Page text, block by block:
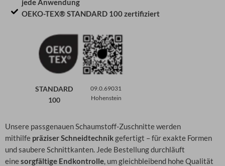
jede Anwendung
OEKO-TEX® STANDARD 100 zertifiziert
STANDARD
100
09.0.69031
Hohenstein
Unsere passgenauen Schaumstoff-Zuschnitte werden
mithilfe präziser Schneidtechnikgefertigt – für exakte Formen
und saubere Schnittkanten. Jede Bestellung durchläuft
einesorgfältige Endkontrolle, um gleichbleibend hohe Qualität